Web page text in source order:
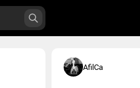
AfilCa